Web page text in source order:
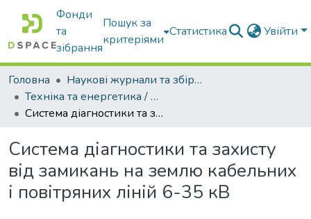
Фонди
та
зібрання
Пошук за
критеріями
Статистика Увійти
Головна
Наукові журнали та збірники видань
Техніка та енергетика / Machinery & Energetics
Система діагностики та захисту від замикань на землю кабельних і повітряних ліній 6-35 кВ
Система діагностики та захисту
від замикань на землю кабельних
і повітряних ліній 6-35 кВ